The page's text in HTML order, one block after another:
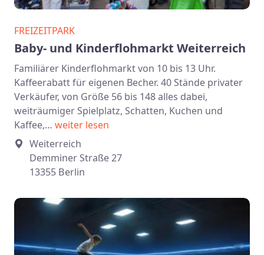
FREIZEITPARK
Baby- und Kinderflohmarkt Weiterreich
Familiärer Kinderflohmarkt von 10 bis 13 Uhr.
Kaffeerabatt für eigenen Becher. 40 Stände privater
Verkäufer, von Größe 56 bis 148 alles dabei,
weiträumiger Spielplatz, Schatten, Kuchen und
Kaffee,… weiter lesen
Weiterreich
Demminer Straße 27
13355 Berlin